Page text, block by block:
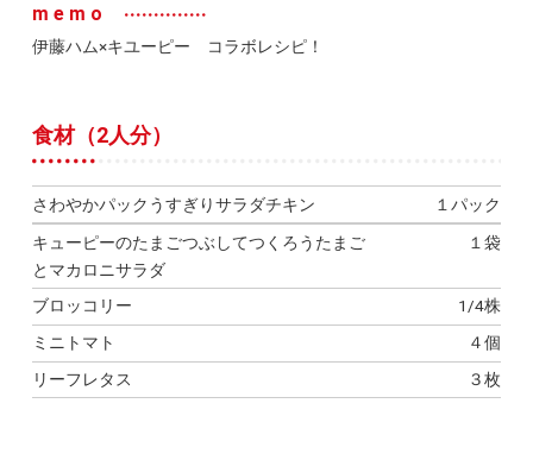
memo
伊藤ハム×キユーピー コラボレシピ！
食材（2人分）
さわやかパックうすぎりサラダチキン
１パック
キューピーのたまごつぶしてつくろうたまご
とマカロニサラダ
１袋
ブロッコリー
1/4株
ミニトマト
４個
リーフレタス
３枚